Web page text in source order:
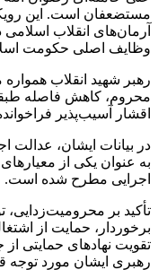
مستضعفان است. این
آرمان‌های انقلاب
وظایف اصلی حکومت
رهبر شهید انقلاب
محروم، کاهش فاصله
اقشار آسیب‌پذیر
در بیانات ایشان،
به عنوان یکی از
اجرایی مطرح شده است.
تأکید بر
برخوردار، حمایت از
تقویت نهادهای حمایتی
رهبری ایشان مورد توجه